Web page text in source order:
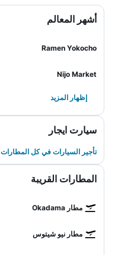
أشهر المعالم
Ramen Yokocho
Nijo Market
إظهار المزيد
سيارت ايجار
تأجير السيارات في كل المطارات
المطارات القريبة
مطار Okadama
مطار نيو شيتوس